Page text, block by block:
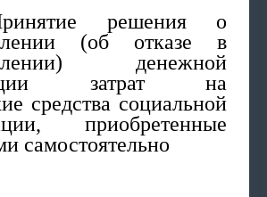
решения о
(об отказе в
денежной
затрат на
средства социальной
приобретенные
самостоятельно